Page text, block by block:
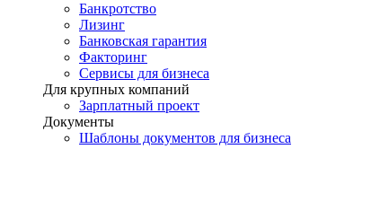
Банкротство
Лизинг
Банковская гарантия
Факторинг
Сервисы для бизнеса
Для крупных компаний
Зарплатный проект
Документы
Шаблоны документов для бизнеса